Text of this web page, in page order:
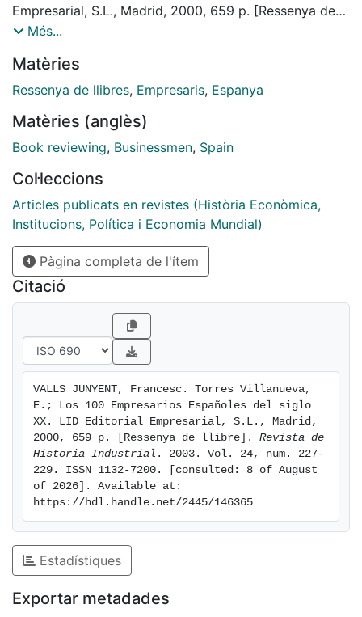
Empresarial, S.L., Madrid, 2000, 659 p. [Ressenya de
llibre]Més...
Matèries
Ressenya de llibres, Empresaris, Espanya
Matèries (anglès)
Book reviewing, Businessmen, Spain
Col·leccions
Articles publicats en revistes (Història Econòmica,
Institucions, Política i Economia Mundial)
Pàgina completa de l'ítem
Citació
VALLS JUNYENT, Francesc. Torres Villanueva,
E.; Los 100 Empresarios Españoles del siglo
XX. LID Editorial Empresarial, S.L., Madrid,
2000, 659 p. [Ressenya de llibre]. Revista de
Historia Industrial . 2003. Vol. 24, num. 227-
229. ISSN 1132-7200. [consulted: 8 of August
of 2026]. Available at:
https://hdl.handle.net/2445/146365
Estadístiques
Exportar metadades